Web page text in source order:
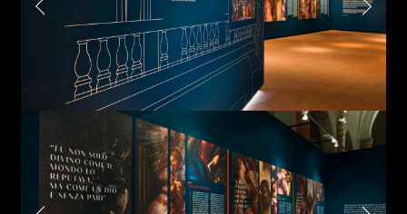
Last name*